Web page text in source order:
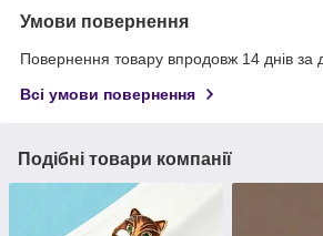
Умови повернення
Повернення товару впродовж 14 днів за
Всі умови повернення
Подібні товари компанії